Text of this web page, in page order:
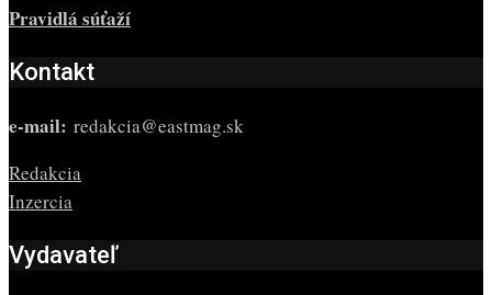
Pravidlá súťaží
Kontakt
e-mail: redakcia@eastmag.sk
Redakcia
Inzercia
Vydavateľ